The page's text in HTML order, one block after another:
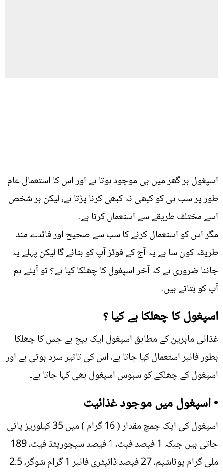
اسپغول ہر گھر میں ہی موجود ہوتا ہے اور اس کا استعمال عام
طور پر سب ہی کو کبھی نہ کبھی کرنا پڑتا ہے، لیکن ہر شخص
اسے مختلف طریقے سے استعمال کرتا ہے۔
مگر اس کو استعمال کرنے کا سب سے صحیح اور فائدے مند
طریقہ کون سا ہے یہ آج کے فوڈز آپ کو بتائے گا لیکن پہلے یہ
جاننا ضروری ہے کہ آخر اسپغول کا چھلکا کیا ہے؟ تو آیئے ہم
آپ کو بتاتے ہیں۔
اسپغول کا چھلکا ہے کیا ؟
غذائی ماہرین کے مطابق اسپغول ایک بیج ہے جس کا چھلکا
بطور فائبر استعمال کیا جاتا ہے، اس کی تاثیر سرد ہوتی ہے اور
اسپغول کے چھلکے کو سبوس اسپغول بھی کہا جاتا ہے۔
• اسپغول میں موجود غذائیت
اسپغول کی ایک چمچ مقدار ( 16 گرام ) میں 35 کیلوریز پائی
جاتی ہیں جبکہ 1 فیصد فیٹ، 1 فیصد سیچوریٹڈ فیٹ، 189
ملی گرام پوٹاشیم، 27 فیصد ڈائیٹری فائبر 1 گرام شوگر، 2.5